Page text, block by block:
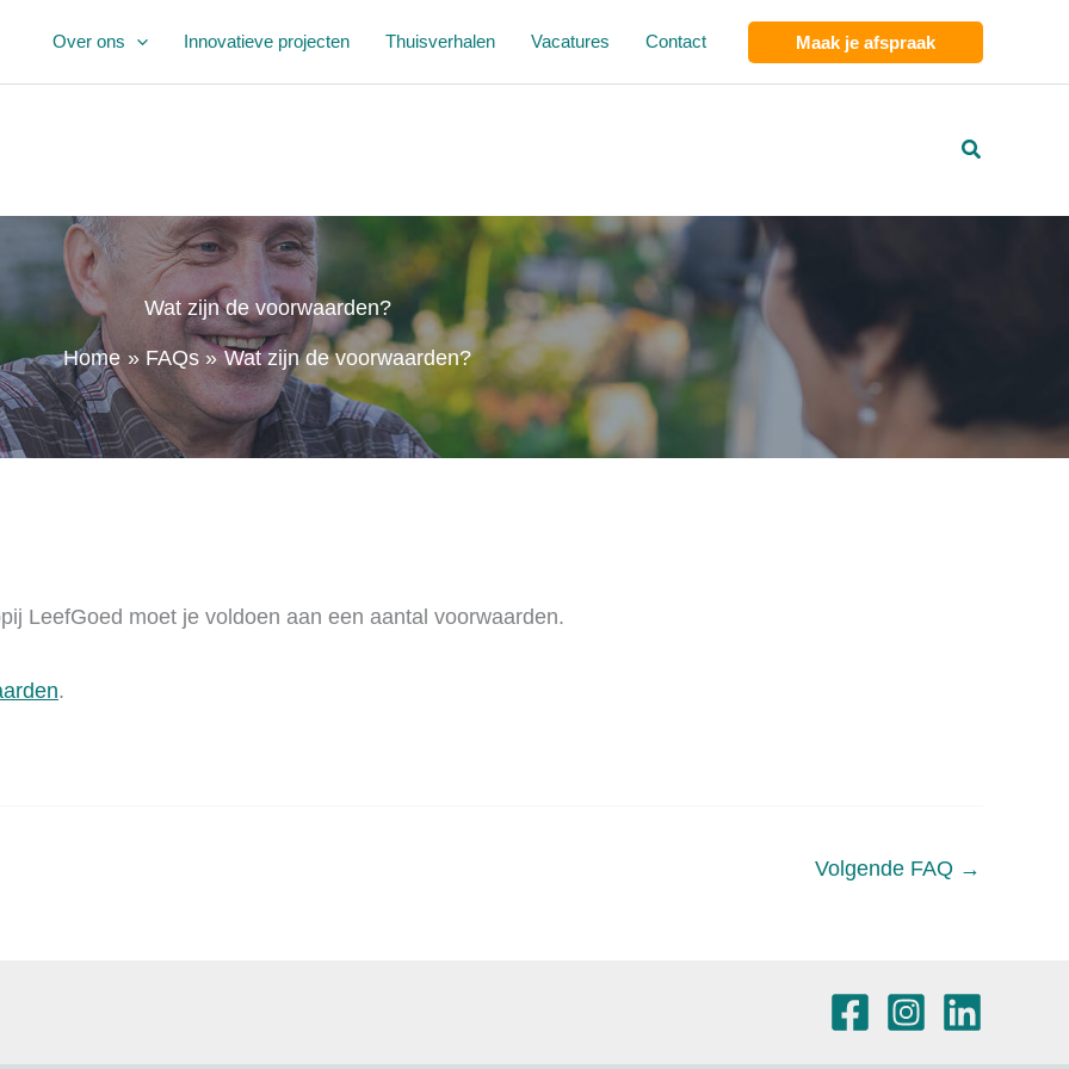
Over ons Innovatieve projecten Thuisverhalen Vacatures Contact Maak je afspraak
Zoeken
Wat zijn de voorwaarden?
Home FAQs Wat zijn de voorwaarden?
LeefGoed moet je voldoen aan een aantal voorwaarden.
.
Volgende FAQ →